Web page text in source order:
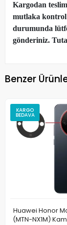
Kargodan teslim
mutlaka kontrol
durumunda
gönderiniz.
Benzer
KARGO
BEDAVA
Huawei Honor
(MTN-NX1M)